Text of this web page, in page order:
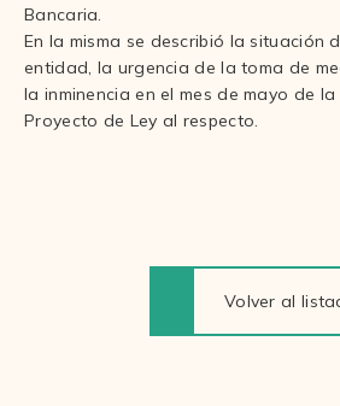
Bancaria.
En la misma se describió la situación
entidad, la urgencia de la toma de
la inminencia en el mes de mayo de
Proyecto de Ley al respecto.
Volver al